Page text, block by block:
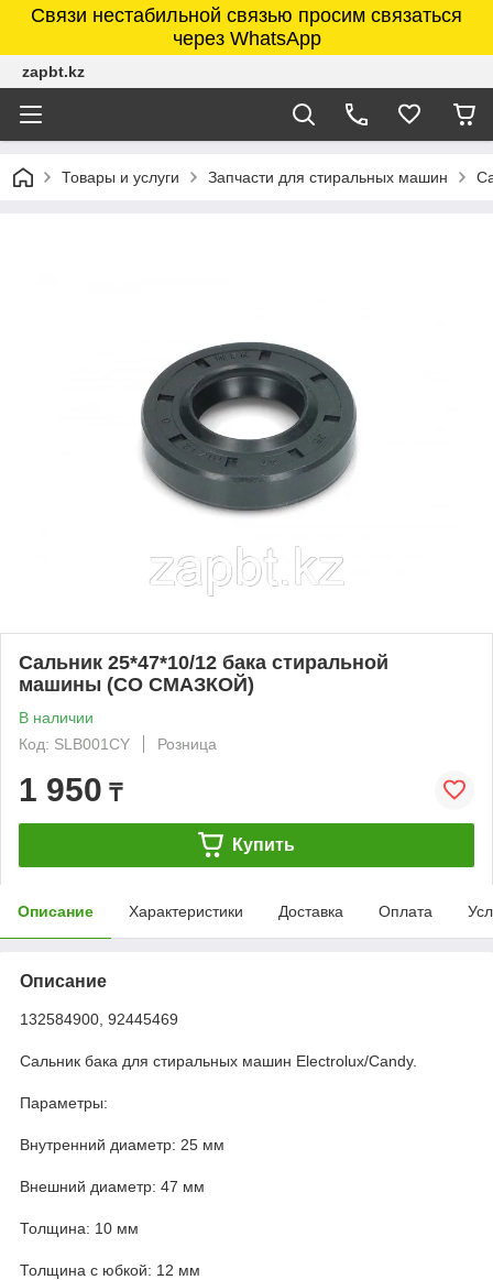
Связи нестабильной связью просим связаться
через WhatsApp
zapbt.kz
Товары и услуги Запчасти для стиральных машин
Сальник 25*47*10/12 бака стиральной
машины (СО СМАЗКОЙ)
В наличии
Код: SLB001CY
Розница
1 950 ₸
Купить
Описание Характеристики Доставка Оплата
Описание
132584900, 92445469
Сальник бака для стиральных машин Electrolux/Candy.
Параметры:
Внутренний диаметр: 25 мм
Внешний диаметр: 47 мм
Толщина: 10 мм
Толщина с юбкой: 12 мм